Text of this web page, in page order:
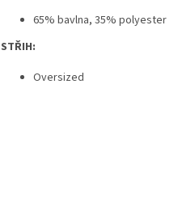
65% bavlna, 35% polyester
STŘIH:
Oversized